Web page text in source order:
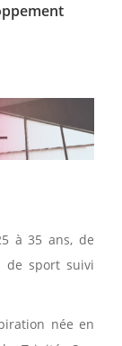
à 35 ans, de
de sport suivi
née en